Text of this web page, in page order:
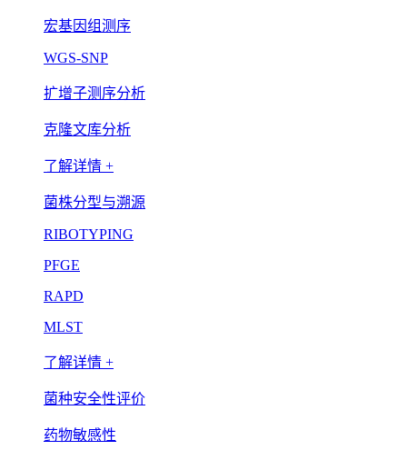
宏基因组测序
WGS-SNP
扩增子测序分析
克隆文库分析
了解详情 +
菌株分型与溯源
RIBOTYPING
PFGE
RAPD
MLST
了解详情 +
菌种安全性评价
药物敏感性